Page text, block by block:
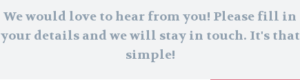
We would love to hear from you! Please fill in
your details and we will stay in touch. It's that
simple!